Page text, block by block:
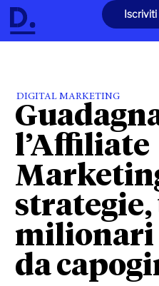
Iscriviti
DIGITAL MARKETING
l’Affiliate
strategie,
milionari
da